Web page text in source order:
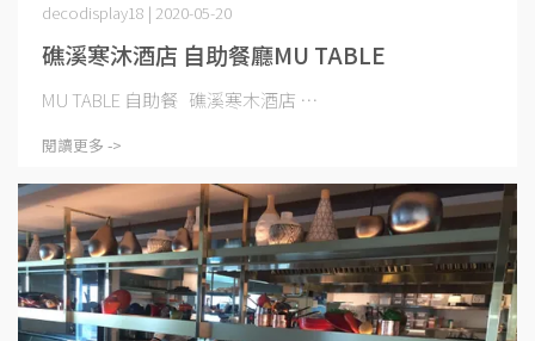
礁溪寒沐酒店 自助餐廳MU TABLE
decodisplay18 | 2020-05-20
MU TABLE 自助餐 礁溪寒木酒店 ⋯
閱讀更多 ->